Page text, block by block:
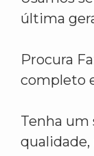
última
Procura
completo
Tenha um